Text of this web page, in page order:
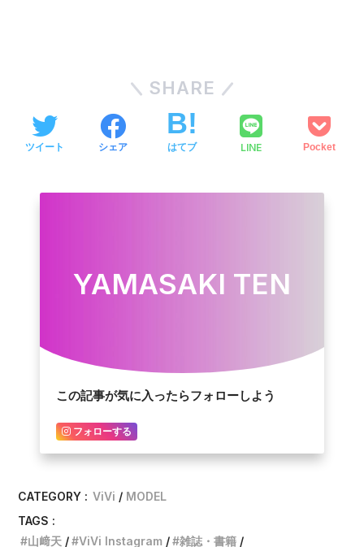
SHARE
ツイート シェア はてブ LINE Pocket
YAMASAKI TEN
この記事が気に入ったらフォローしよう
フォローする
CATEGORY : ViVi
MODEL
TAGS :
山﨑天
ViVi Instagram 雑誌・書籍